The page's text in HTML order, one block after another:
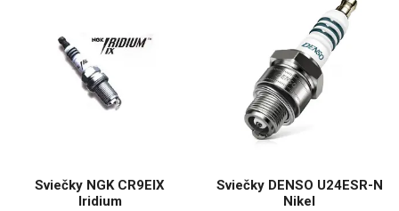
Sviečky NGK CR9EIX
Iridium
Sviečky DENSO U24ESR-N
Nikel